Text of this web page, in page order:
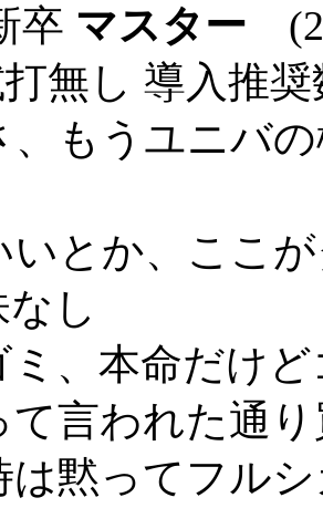
卒 マスター
無し 導入推
、もうユニバ
いとか、ここ
し
ミ、本命だけ
て言われた通
は黙ってフル